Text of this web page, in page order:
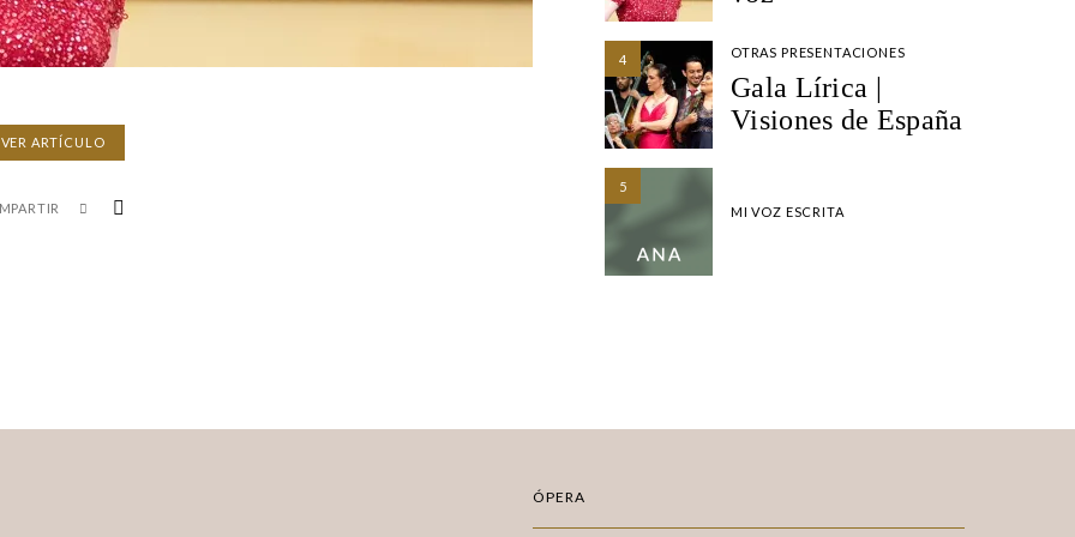
VER ARTÍCULO
4 OTRAS PRESENTACIONES
Gala Lírica |
Visiones de España
5
MI VOZ ESCRITA
ÓPERA